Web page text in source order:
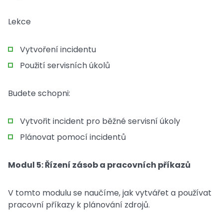
Lekce
Vytvoření incidentu
Použití servisních úkolů
Budete schopni:
Vytvořit incident pro běžné servisní úkoly
Plánovat pomocí incidentů
Modul 5: Řízení zásob a pracovních příkazů
V tomto modulu se naučíme, jak vytvářet a používat
pracovní příkazy k plánování zdrojů.